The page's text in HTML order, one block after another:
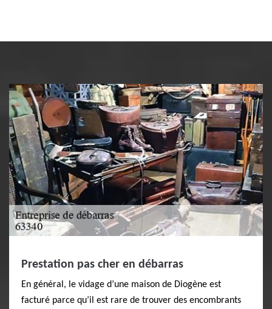
Prestation pas cher en débarras
En général, le vidage d’une maison de Diogène est
facturé parce qu’il est rare de trouver des encombrants